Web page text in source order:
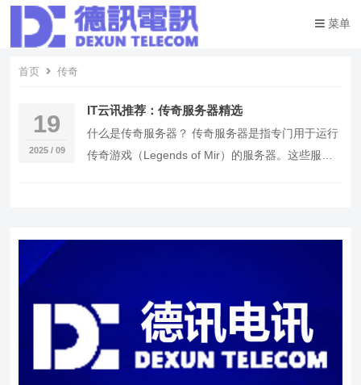
菜单
首页 传奇
19
2025 / 09
IT云讯推荐：传奇服务器精选
什么是传奇服务器？ 传奇服务器是指专门用于运行
传奇游戏（Legends of Mir）的服务器。这些服务